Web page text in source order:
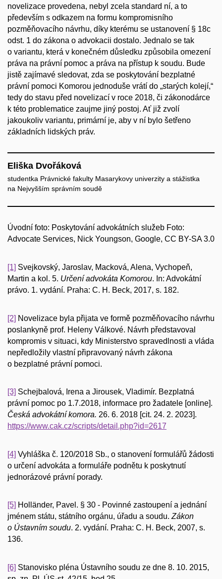
novelizace provedena, nebyl zcela standard ní, a to
především s odkazem na formu kompromisního
pozměňovacího návrhu, díky kterému se ustanovení § 18c
odst. 1 do zákona o advokacii dostalo. Jednalo se tak
o variantu, která v konečném důsledku způsobila omezení
práva na právní pomoc a práva na přístup k soudu. Bude
jistě zajímavé sledovat, zda se poskytování bezplatné
právní pomoci Komorou jednoduše vrátí do „starých kolejí,“
tedy do stavu před novelizací v roce 2018, či zákonodárce
k této problematice zaujme jiný postoj. Ať již zvolí
jakoukoliv variantu, primární je, aby v ní bylo šetřeno
základních lidských práv.
Eliška Dvořáková
studentka Právnické fakulty Masarykovy univerzity a stážistka
na Nejvyšším správním soudě
Úvodní foto: Poskytování advokátních služeb Foto:
Advocate Services, Nick Youngson, Google, CC BY-SA 3.0
[1] Svejkovský, Jaroslav, Macková, Alena, Vychopeň,
Martin a kol. 5. Určení advokáta Komorou. In: Advokátní
právo. 1. vydání. Praha: C. H. Beck, 2017, s. 182.
[2] Novelizace byla přijata ve formě pozměňovacího návrhu
poslankyně prof. Heleny Válkové. Návrh představoval
kompromis v situaci, kdy Ministerstvo spravedlnosti a vláda
nepředložily vlastní připravovaný návrh zákona
o bezplatné právní pomoci.
[3] Schejbalová, Irena a Jirousek, Vladimír. Bezplatná
právní pomoc po 1.7.2018, informace pro žadatele [online].
Česká advokátní komora. 26. 6. 2018 [cit. 24. 2. 2023].
https://www.cak.cz/scripts/detail.php?id=2617
[4] Vyhláška č. 120/2018 Sb., o stanovení formulářů žádosti
o určení advokáta a formuláře podnětu k poskytnutí
jednorázové právní porady.
[5] Holländer, Pavel. § 30 - Povinné zastoupení a jednání
jménem státu, státního orgánu, úřadu a soudu. Zákon
o Ústavním soudu. 2. vydání. Praha: C. H. Beck, 2007, s.
136.
[6] Stanovisko pléna Ústavního soudu ze dne 8. 10. 2015,